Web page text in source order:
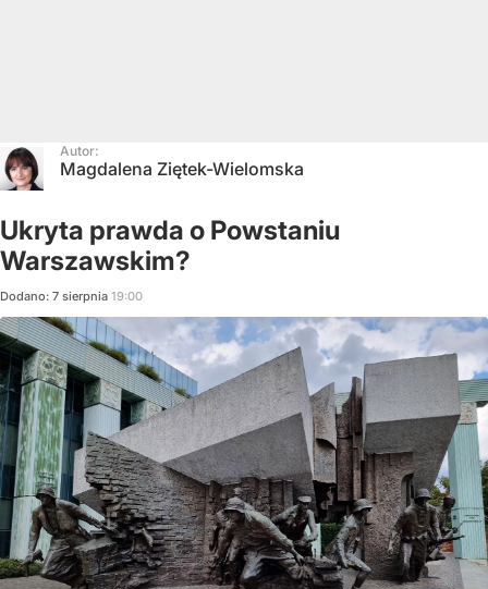
Autor:
Magdalena Ziętek-Wielomska
Ukryta prawda o Powstaniu
Warszawskim?
Dodano: 7 sierpnia 19:00